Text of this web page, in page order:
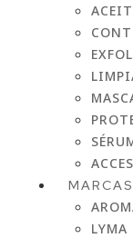
MARCAS
LYMA